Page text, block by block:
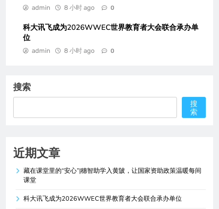
admin 8 小时 ago 0
科大讯飞成为2026WWEC世界教育者大会联合承办单
位
admin 8 小时 ago 0
搜索
搜
索
近期文章
藏在课堂里的“安心”|穗智助学入黄陂，让国家资助政策温暖每间
课堂
科大讯飞成为2026WWEC世界教育者大会联合承办单位